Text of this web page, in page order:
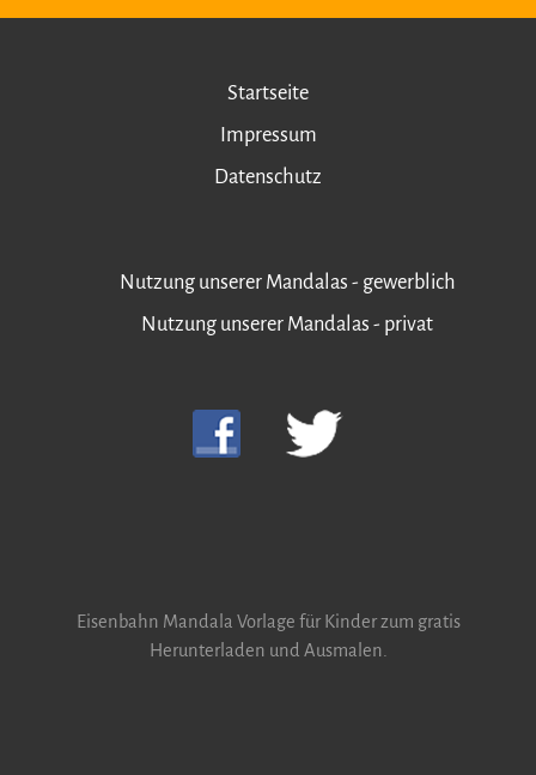
Startseite
Impressum
Datenschutz
Nutzung unserer Mandalas - gewerblich
Nutzung unserer Mandalas - privat
Eisenbahn Mandala Vorlage für Kinder zum gratis
Herunterladen und Ausmalen.